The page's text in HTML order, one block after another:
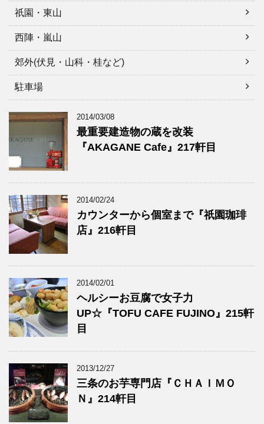
祇園・東山
西陣・嵐山
郊外(伏見・山科・桂など)
駐車場
2014/03/08
最重要建造物の蔵を改装
『AKAGANE Cafe』217軒目
2014/02/24
カウンターから個室まで『祇園珈琲
店』216軒目
2014/02/01
ヘルシーお豆腐で女子力
UP☆『TOFU CAFE FUJINO』215軒
目
2013/12/27
三条のお芋専門店『ＣＨＡＩＭＯ
Ｎ』214軒目